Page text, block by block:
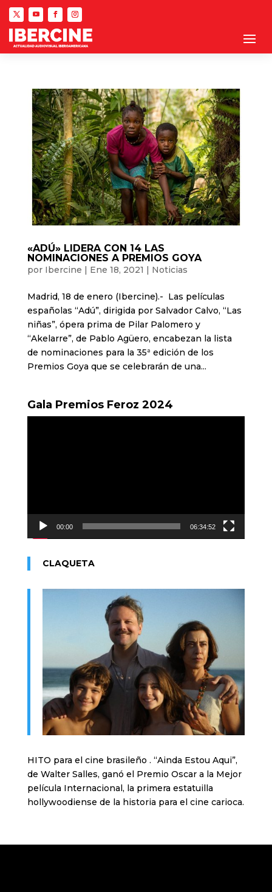
«ADÚ» LIDERA CON 14 LAS
NOMINACIONES A PREMIOS GOYA
por Ibercine | Ene 18, 2021 | Noticias
Madrid, 18 de enero (Ibercine).- Las películas
españolas “Adú”, dirigida por Salvador Calvo, “Las
niñas”, ópera prima de Pilar Palomero y
“Akelarre”, de Pablo Agüero, encabezan la lista
de nominaciones para la 35ª edición de los
Premios Goya que se celebrarán de una...
Gala Premios Feroz 2024
00:00 06:34:52
CLAQUETA
HITO para el cine brasileño . “Ainda Estou Aqui”,
de Walter Salles, ganó el Premio Oscar a la Mejor
película Internacional, la primera estatuilla
hollywoodiense de la historia para el cine carioca.